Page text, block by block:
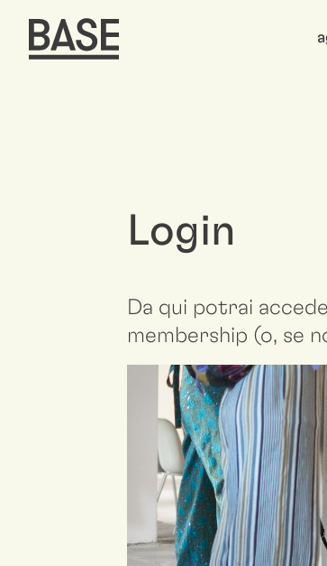
Login
Da qui potrai
membership (o, se